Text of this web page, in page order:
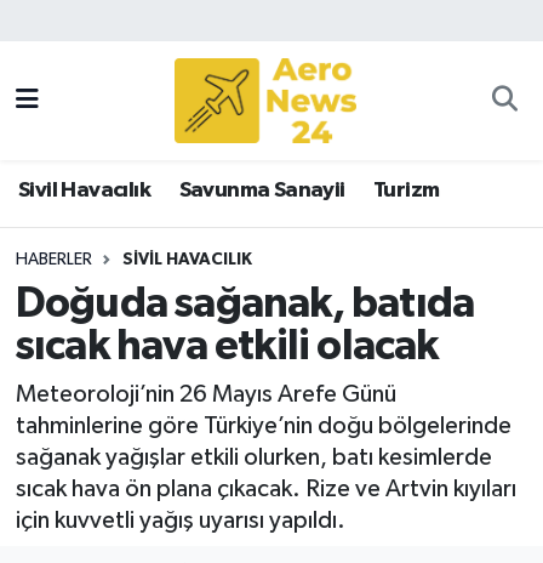
Sivil Havacılık Savunma Sanayii Turizm
HABERLER SIVIL HAVACILIK
Doğuda sağanak, batıda
sıcak hava etkili olacak
Meteoroloji’nin 26 Mayıs Arefe Günü
tahminlerine göre Türkiye’nin doğu bölgelerinde
sağanak yağışlar etkili olurken, batı kesimlerde
sıcak hava ön plana çıkacak. Rize ve Artvin kıyıları
için kuvvetli yağış uyarısı yapıldı.